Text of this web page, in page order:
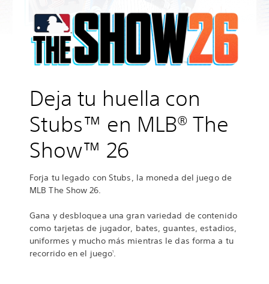
Deja tu huella con
Stubs™ en MLB® The
Show™ 26
Forja tu legado con Stubs, la moneda del juego de
MLB The Show 26.
Gana y desbloquea una gran variedad de contenido
como tarjetas de jugador, bates, guantes, estadios,
uniformes y mucho más mientras le das forma a tu
recorrido en el juego1 .